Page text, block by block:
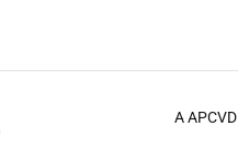
A APCVD